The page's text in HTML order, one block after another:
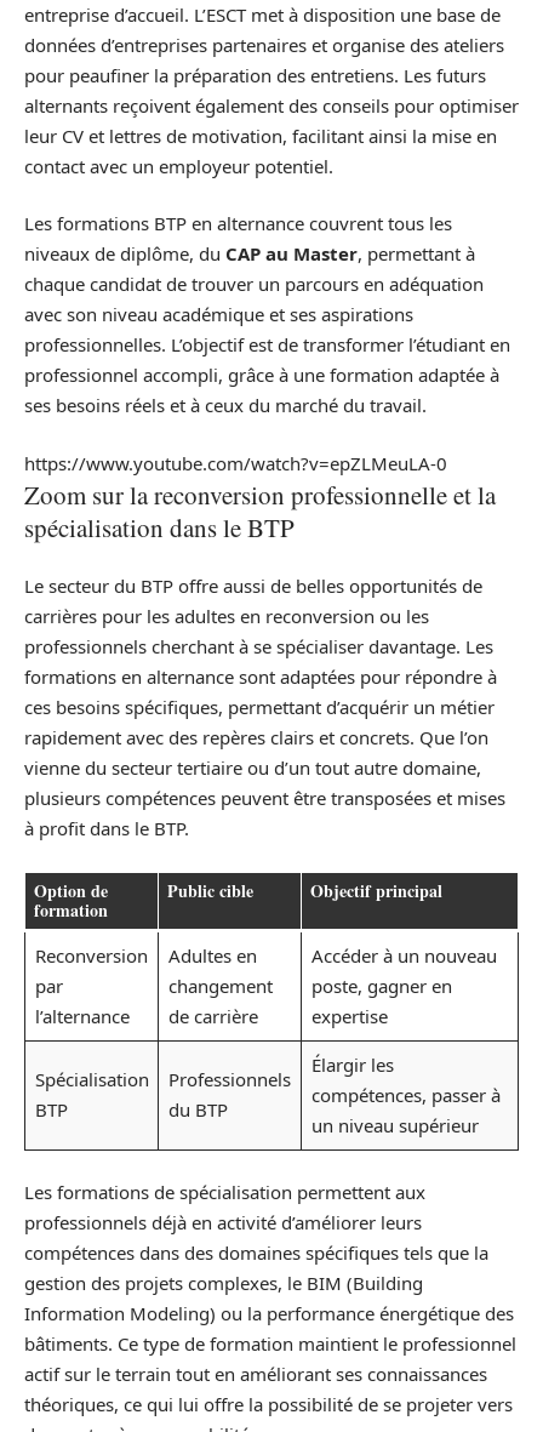
entreprise d’accueil. L’ESCT met à disposition une base de
données d’entreprises partenaires et organise des ateliers
pour peaufiner la préparation des entretiens. Les futurs
alternants reçoivent également des conseils pour optimiser
leur CV et lettres de motivation, facilitant ainsi la mise en
contact avec un employeur potentiel.
Les formations BTP en alternance couvrent tous les
niveaux de diplôme, du CAP au Master, permettant à
chaque candidat de trouver un parcours en adéquation
avec son niveau académique et ses aspirations
professionnelles. L’objectif est de transformer l’étudiant en
professionnel accompli, grâce à une formation adaptée à
ses besoins réels et à ceux du marché du travail.
https://www.youtube.com/watch?v=epZLMeuLA-0
Zoom sur la reconversion professionnelle et la
spécialisation dans le BTP
Le secteur du BTP offre aussi de belles opportunités de
carrières pour les adultes en reconversion ou les
professionnels cherchant à se spécialiser davantage. Les
formations en alternance sont adaptées pour répondre à
ces besoins spécifiques, permettant d’acquérir un métier
rapidement avec des repères clairs et concrets. Que l’on
vienne du secteur tertiaire ou d’un tout autre domaine,
plusieurs compétences peuvent être transposées et mises
à profit dans le BTP.
Option de
formation
Public cible Objectif principal
Reconversion
par
l’alternance
Adultes en
changement
de carrière
Accéder à un nouveau
poste, gagner en
expertise
Spécialisation
BTP
Professionnels
du BTP
Élargir les
compétences, passer à
un niveau supérieur
Les formations de spécialisation permettent aux
professionnels déjà en activité d’améliorer leurs
compétences dans des domaines spécifiques tels que la
gestion des projets complexes, le BIM (Building
Information Modeling) ou la performance énergétique des
bâtiments. Ce type de formation maintient le professionnel
actif sur le terrain tout en améliorant ses connaissances
théoriques, ce qui lui offre la possibilité de se projeter vers